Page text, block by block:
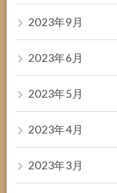
2023年9月
2023年6月
2023年5月
2023年4月
2023年3月